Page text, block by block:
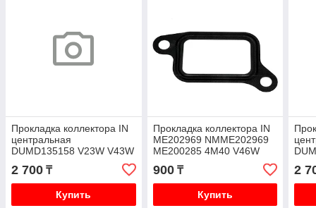
Прокладка коллектора IN
центральная
DUMD135158 V23W V43W
2 700 ₸
Купить
Прокладка коллектора IN
ME202969 NMME202969
ME200285 4M40 V46W
PD8W PE8W
900₸
Купить
2